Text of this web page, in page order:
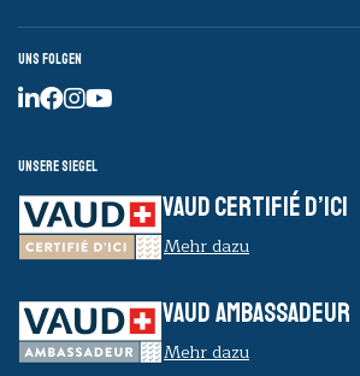
Uns folgen
Unsere Siegel
VAUD CERTIFIÉ D’ICI
Mehr dazu
VAUD AMBASSADEUR
Mehr dazu